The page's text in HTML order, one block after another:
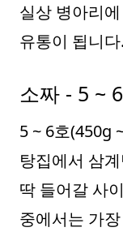
실상 병아리
유통이 됩니다.
소짜 - 5 ~
5 ~ 6호(450g
탕집에서 삼
딱 들어갈 사
중에서는 가